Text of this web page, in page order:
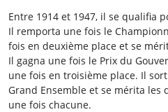
Entre 1914 et 1947, il se qualifia
Il remporta une fois le
fois en deuxième place et se
Il gagna une fois le Prix du
une fois en troisième place. Il
Grand Ensemble et se mérita les
une fois chacune.